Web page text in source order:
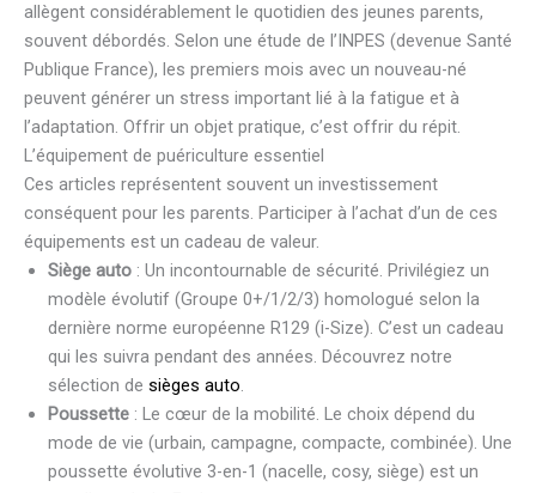
allègent considérablement le quotidien des jeunes parents,
souvent débordés. Selon une étude de l’INPES (devenue Santé
Publique France), les premiers mois avec un nouveau-né
peuvent générer un stress important lié à la fatigue et à
l’adaptation. Offrir un objet pratique, c’est offrir du répit.
L’équipement de puériculture essentiel
Ces articles représentent souvent un investissement
conséquent pour les parents. Participer à l’achat d’un de ces
équipements est un cadeau de valeur.
Siège auto : Un incontournable de sécurité. Privilégiez un
modèle évolutif (Groupe 0+/1/2/3) homologué selon la
dernière norme européenne R129 (i-Size). C’est un cadeau
qui les suivra pendant des années. Découvrez notre
sélection de sièges auto.
Poussette : Le cœur de la mobilité. Le choix dépend du
mode de vie (urbain, campagne, compacte, combinée). Une
poussette évolutive 3-en-1 (nacelle, cosy, siège) est un